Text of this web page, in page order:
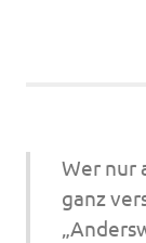
Wer nur
ganz